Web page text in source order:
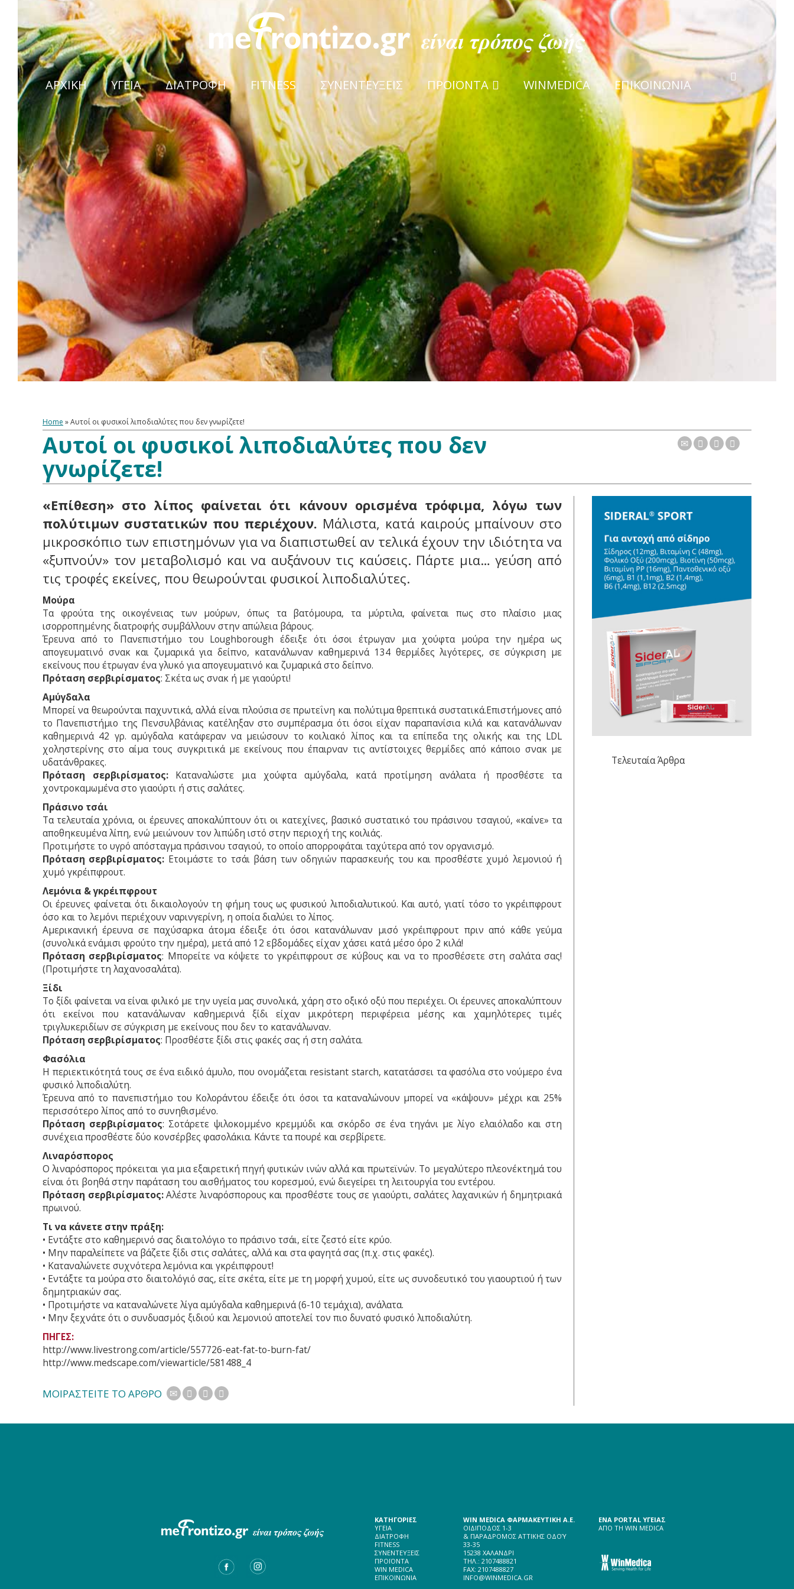
ΑΡΧΙΚΗ ΥΓΕΙΑ ΔΙΑΤΡΟΦΗ FITNESS ΣΥΝΕΝΤΕΥΞΕΙΣ ΠΡΟΪΟΝΤΑ WINMEDICA ΕΠΙΚΟΙΝΩΝΙΑ
Home »Αυτοί οι φυσικοί λιποδιαλύτες που δεν γνωρίζετε!
Αυτοί οι φυσικοί λιποδιαλύτες που δεν
γνωρίζετε!
«Επίθεση» στο λίπος φαίνεται ότι κάνουν ορισμένα τρόφιμα, λόγω των
πολύτιμων συστατικών που περιέχουν. Μάλιστα, κατά καιρούς μπαίνουν στο
μικροσκόπιο των επιστημόνων για να διαπιστωθεί αν τελικά έχουν την ιδιότητα να
«ξυπνούν» τον μεταβολισμό και να αυξάνουν τις καύσεις. Πάρτε μια… γεύση από
τις τροφές εκείνες, που θεωρούνται φυσικοί λιποδιαλύτες.
Μούρα
Τα φρούτα της οικογένειας των μούρων, όπως τα βατόμουρα, τα μύρτιλα, φαίνεται πως στο πλαίσιο μιας
ισορροπημένης διατροφής συμβάλλουν στην απώλεια βάρους.
Έρευνα από το Πανεπιστήμιο του Loughborough έδειξε ότι όσοι έτρωγαν μια χούφτα μούρα την ημέρα ως
απογευματινό σνακ και ζυμαρικά για δείπνο, κατανάλωναν καθημερινά 134 θερμίδες λιγότερες, σε σύγκριση με
εκείνους που έτρωγαν ένα γλυκό για απογευματινό και ζυμαρικά στο δείπνο.
Πρόταση σερβιρίσματος: Σκέτα ως σνακ ή με γιαούρτι!
Αμύγδαλα
Μπορεί να θεωρούνται παχυντικά, αλλά είναι πλούσια σε πρωτεΐνη και πολύτιμα θρεπτικά συστατικά.Επιστήμονες από
το Πανεπιστήμιο της Πενσυλβάνιας κατέληξαν στο συμπέρασμα ότι όσοι είχαν παραπανίσια κιλά και κατανάλωναν
καθημερινά 42 γρ. αμύγδαλα κατάφεραν να μειώσουν το κοιλιακό λίπος και τα επίπεδα της ολικής και της LDL
χοληστερίνης στο αίμα τους συγκριτικά με εκείνους που έπαιρναν τις αντίστοιχες θερμίδες από κάποιο σνακ με
υδατάνθρακες.
Πρόταση σερβιρίσματος: Καταναλώστε μια χούφτα αμύγδαλα, κατά προτίμηση ανάλατα ή προσθέστε τα
χοντροκαμωμένα στο γιαούρτι ή στις σαλάτες.
Πράσινο τσάι
Τα τελευταία χρόνια, οι έρευνες αποκαλύπτουν ότι οι κατεχίνες, βασικό συστατικό του πράσινου τσαγιού, «καίνε» τα
αποθηκευμένα λίπη, ενώ μειώνουν τον λιπώδη ιστό στην περιοχή της κοιλιάς.
Προτιμήστε το υγρό απόσταγμα πράσινου τσαγιού, το οποίο απορροφάται ταχύτερα από τον οργανισμό.
Πρόταση σερβιρίσματος: Ετοιμάστε το τσάι βάση των οδηγιών παρασκευής του και προσθέστε χυμό λεμονιού ή
χυμό γκρέιπφρουτ.
Λεμόνια & γκρέιπφρουτ
Οι έρευνες φαίνεται ότι δικαιολογούν τη φήμη τους ως φυσικού λιποδιαλυτικού. Και αυτό, γιατί τόσο το γκρέιπφρουτ
όσο και το λεμόνι περιέχουν ναρινγερίνη, η οποία διαλύει το λίπος.
Αμερικανική έρευνα σε παχύσαρκα άτομα έδειξε ότι όσοι κατανάλωναν μισό γκρέιπφρουτ πριν από κάθε γεύμα
(συνολικά ενάμισι φρούτο την ημέρα), μετά από 12 εβδομάδες είχαν χάσει κατά μέσο όρο 2 κιλά!
Πρόταση σερβιρίσματος: Μπορείτε να κόψετε το γκρέιπφρουτ σε κύβους και να το προσθέσετε στη σαλάτα σας!
(Προτιμήστε τη λαχανοσαλάτα).
Ξίδι
Το ξίδι φαίνεται να είναι φιλικό με την υγεία μας συνολικά, χάρη στο οξικό οξύ που περιέχει. Οι έρευνες αποκαλύπτουν
ότι εκείνοι που κατανάλωναν καθημερινά ξίδι είχαν μικρότερη περιφέρεια μέσης και χαμηλότερες τιμές
τριγλυκεριδίων σε σύγκριση με εκείνους που δεν το κατανάλωναν.
Πρόταση σερβιρίσματος: Προσθέστε ξίδι στις φακές σας ή στη σαλάτα.
Φασόλια
Η περιεκτικότητά τους σε ένα ειδικό άμυλο, που ονομάζεται resistant starch, κατατάσσει τα φασόλια στο νούμερο ένα
φυσικό λιποδιαλύτη.
Έρευνα από το πανεπιστήμιο του Κολοράντου έδειξε ότι όσοι τα καταναλώνουν μπορεί να «κάψουν» μέχρι και 25%
περισσότερο λίπος από το συνηθισμένο.
Πρόταση σερβιρίσματος: Σοτάρετε ψιλοκομμένο κρεμμύδι και σκόρδο σε ένα τηγάνι με λίγο ελαιόλαδο και στη
συνέχεια προσθέστε δύο κονσέρβες φασολάκια. Κάντε τα πουρέ και σερβίρετε.
Λιναρόσπορος
Ο λιναρόσπορος πρόκειται για μια εξαιρετική πηγή φυτικών ινών αλλά και πρωτεϊνών. Το μεγαλύτερο πλεονέκτημά του
είναι ότι βοηθά στην παράταση του αισθήματος του κορεσμού, ενώ διεγείρει τη λειτουργία του εντέρου.
Πρόταση σερβιρίσματος:Αλέστε λιναρόσπορους και προσθέστε τους σε γιαούρτι, σαλάτες λαχανικών ή δημητριακά
πρωινού.
Τι να κάνετε στην πράξη:
• Εντάξτε στο καθημερινό σας διαιτολόγιο το πράσινο τσάι, είτε ζεστό είτε κρύο.
• Μην παραλείπετε να βάζετε ξίδι στις σαλάτες, αλλά και στα φαγητά σας (π.χ. στις φακές).
• Καταναλώνετε συχνότερα λεμόνια και γκρέιπφρουτ!
• Εντάξτε τα μούρα στο διαιτολόγιό σας, είτε σκέτα, είτε με τη μορφή χυμού, είτε ως συνοδευτικό του γιαουρτιού ή των
δημητριακών σας.
• Προτιμήστε να καταναλώνετε λίγα αμύγδαλα καθημερινά (6-10 τεμάχια), ανάλατα.
• Μην ξεχνάτε ότι ο συνδυασμός ξιδιού και λεμονιού αποτελεί τον πιο δυνατό φυσικό λιποδιαλύτη.
ΠΗΓΕΣ:
http://www.livestrong.com/article/557726-eat-fat-to-burn-fat/
http://www.medscape.com/viewarticle/581488_4
ΜΟΙΡΑΣΤΕΙΤΕ ΤΟ ΑΡΘΡΟ
Τελευταία Άρθρα
ΚΑΤΗΓΟΡΙΕΣ
ΥΓΕΙΑ
ΔΙΑΤΡΟΦΗ
FITNESS
ΣΥΝΕΝΤΕΥΞΕΙΣ
ΠΡΟΪΟΝΤΑ
WIN MEDICA
ΕΠΙΚΟΙΝΩΝΙΑ
WIN MEDICA ΦΑΡΜΑΚΕΥΤΙΚΗ A.E.
ΟΙΔΙΠΟΔΟΣ 1-3
& ΠΑΡΑΔΡΟΜΟΣ ΑΤΤΙΚΗΣ ΟΔΟΎ
33-35
15238 ΧΑΛΑΝΔΡΙ
ΤΗΛ.: 2107488821
FAX: 2107488827
INFO@WINMEDICA.GR
ΕΝΑ PORTAL YΓΕΙΑΣ
ΑΠΟ ΤΗ WIN MEDICA